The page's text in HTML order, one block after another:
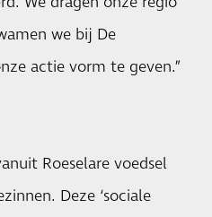
we bij De
actie vorm te geven.”
Roeselare voedsel
Deze ‘sociale